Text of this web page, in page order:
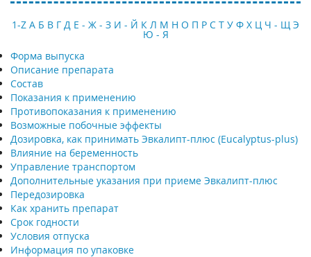
1-Z А Б В Г Д Е - Ж - З И - Й К Л М Н О П Р С Т У Ф Х Ц Ч - Щ Э
Ю - Я
Форма выпуска
Описание препарата
Состав
Показания к применению
Противопоказания к применению
Возможные побочные эффекты
Дозировка, как принимать Эвкалипт-плюс (Eucalyptus-plus)
Влияние на беременность
Управление транспортом
Дополнительные указания при приеме Эвкалипт-плюс
Передозировка
Как хранить препарат
Срок годности
Условия отпуска
Информация по упаковке